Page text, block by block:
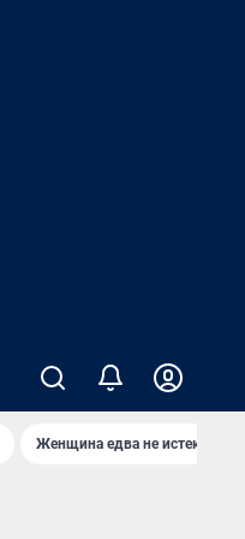
Женщина едва не истекла